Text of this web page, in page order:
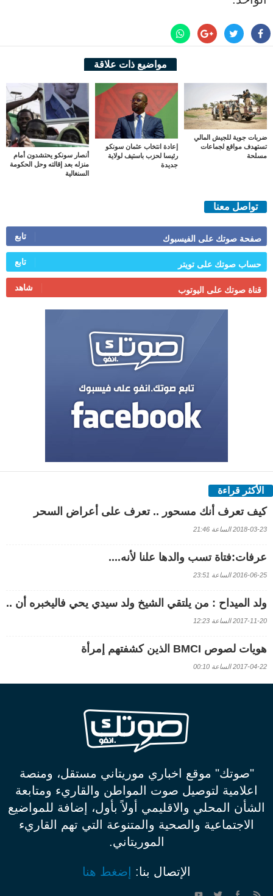
مواضيع ذات علاقة
ضربات جوية للجيش المالي
تستهدف مواقع لجماعات
مسلحة
إعادة انتخاب عثمان سونكو
رئيسا لحزب باستيف لولاية
جديدة
أنصار سونكو يحتشدون أمام
منزله بعد إقالته وحل الحكومة
السنغالية
تواصل معنا
صفحة صوتك على الفيسبوك تابع
حساب صوتك على تويتر تابع
قناة صوتك على اليوتوب شاهد
الأكثر قراءة
كيف تعرف أنك مسحور .. تعرف على أعراض السحر
2018-03-23 الساعة 21:46
عرفات:فتاة تسب والدها علنا لأنه....
2016-06-25 الساعة 23:51
ولد الميداح : من يلتقي الشيخ ولد سيدي يحي فاليخبره أن ..
2017-11-20 الساعة 12:23
هويات لصوص BMCI الذين كشفتهم إمرأة
2017-04-22 الساعة 00:10
"صوتك" موقع اخباري موريتاني مستقل، ومنصة
اعلامية لتوصيل صوت المواطن والقاريء ومتابعة
الشأن المحلي والاقليمي أولاً بأول، إضافة للمواضيع
الاجتماعية والصحية والمتنوعة التي تهم القاريء
الموريتاني.
الإتصال بنا: إضغط هنا